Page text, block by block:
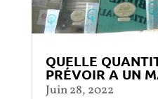
QUELLE
PRÉVOIR A UN
Juin 28, 2022